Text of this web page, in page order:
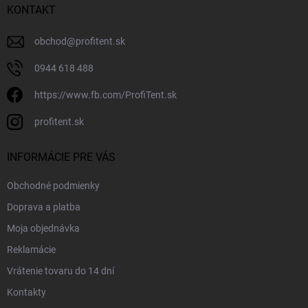
KONTAKT
obchod@profitent.sk
0944 618 488
https://www.fb.com/ProfiTent.sk
profitent.sk
INFORMÁCIE PRE VÁS
Obchodné podmienky
Doprava a platba
Moja objednávka
Reklamácie
Vrátenie tovaru do 14 dní
Kontakty